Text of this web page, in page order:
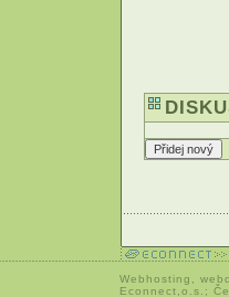
Webhosting
Econnect,o.s.;